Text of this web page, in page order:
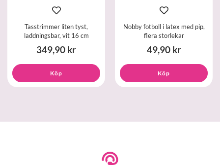
Tasstrimmer liten tyst,
laddningsbar, vit 16 cm
349,90 kr
Köp
Nobby fotboll i latex med pip,
flera storlekar
49,90 kr
Köp